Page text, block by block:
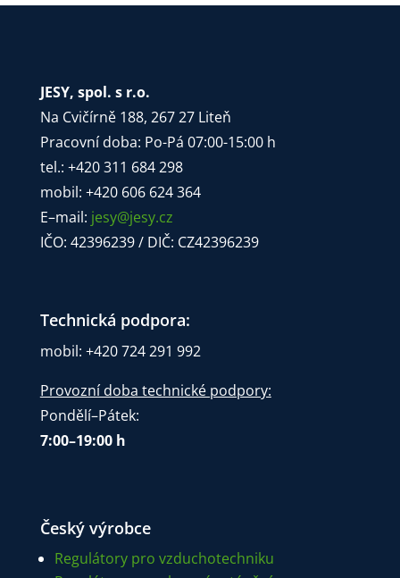
JESY, spol. s r.o.
Na Cvičírně 188, 267 27 Liteň
Pracovní doba: Po-Pá 07:00-15:00 h
tel.: +420 311 684 298
mobil: +420 606 624 364
E–mail: jesy@jesy.cz
IČO: 42396239 / DIČ: CZ42396239
Technická podpora:
mobil: +420 724 291 992
Provozní doba technické podpory:
Pondělí–Pátek:
7:00–19:00 h
Český výrobce
Regulátory pro vzduchotechniku